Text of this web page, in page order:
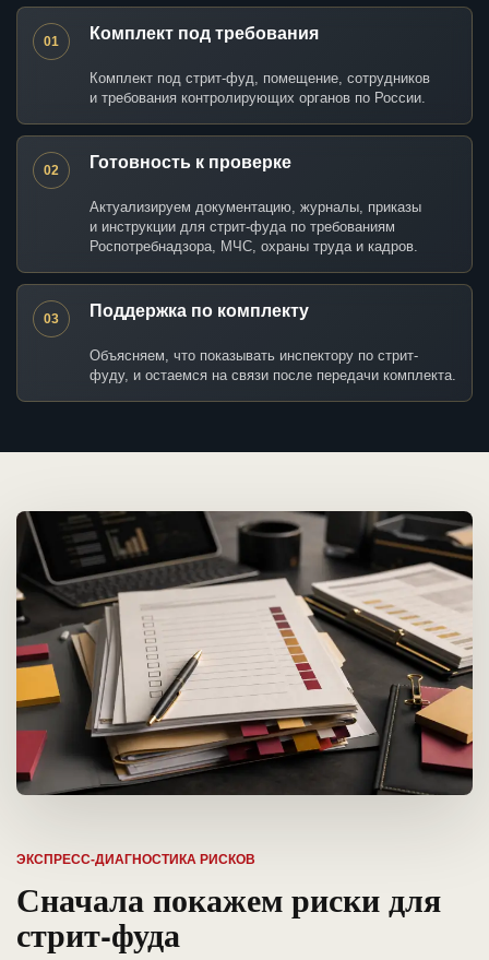
01 Комплект под требования
Комплект под стрит-фуд, помещение, сотрудников
и требования контролирующих органов по России.
02 Готовность к проверке
Актуализируем документацию, журналы, приказы
и инструкции для стрит-фуда по требованиям
Роспотребнадзора, МЧС, охраны труда и кадров.
03 Поддержка по комплекту
Объясняем, что показывать инспектору по стрит-
фуду, и остаемся на связи после передачи комплекта.
ЭКСПРЕСС-ДИАГНОСТИКА РИСКОВ
Сначала покажем риски для
стрит-фуда